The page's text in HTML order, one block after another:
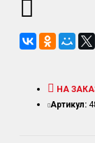
НА
Артикул: